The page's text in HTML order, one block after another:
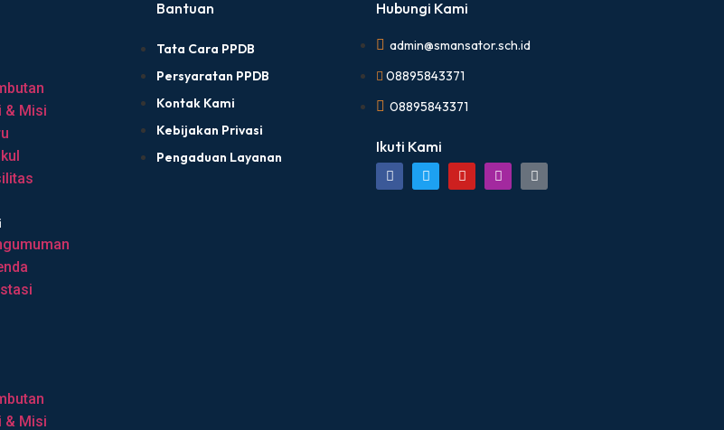
& Misi
& Misi
Bantuan
Tata Cara PPDB
Persyaratan PPDB
Kontak Kami
Kebijakan Privasi
Pengaduan Layanan
Hubungi Kami
admin@smansator.sch.id
08895843371
08895843371
Ikuti Kami